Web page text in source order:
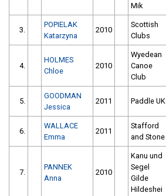
Mik
3.
POPIELAK
Katarzyna
2010
Scottish
Clubs
4.
HOLMES
Chloe
2010
Wyedean
Canoe
Club
5.
GOODMAN
Jessica
2011 Paddle UK
6.
WALLACE
Emma
2011
Stafford
and Stone
7.
PANNEK
Anna
2010
Kanu und
Segel
Gilde
Hildeshei